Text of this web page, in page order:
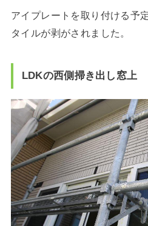
アイプレートを取り付ける予
タイルが剥がされました。
LDKの西側掃き出し窓上